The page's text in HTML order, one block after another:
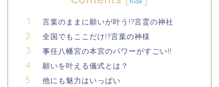
言葉のままに願いが叶う!?言霊の神社
全国でもここだけ!?言葉の神様
事任八幡宮の本宮のパワーがすごい!!
願いを叶える儀式とは？
他にも魅力はいっぱい